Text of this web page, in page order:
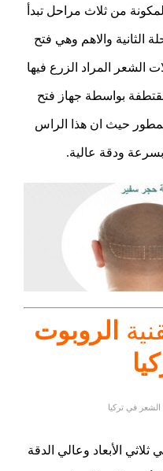
من ثلاث مراحل تبدأ
الثانية والاهم وهي فتح
الشعر المراد الزرع فيها
بواسطة جهاز فتح
حيث ان هذا الراس
ودقة عالية.
الروبوت
في تركيا
الأبعاد وعالي الدقة